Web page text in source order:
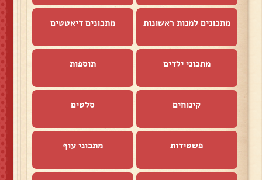
מתכונים למנות ראשונות מתכונים דיאטטים
מתכוני ילדים תוספות
קינוחים סלטים
פשטידות מתכוני עוף